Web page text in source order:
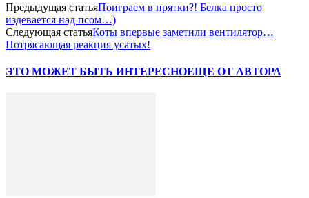
Предыдущая статьяПоиграем в прятки?! Белка просто
издевается над псом…)
Следующая статьяКоты впервые заметили вентилятор…
Потрясающая реакция усатых!
ЭТО МОЖЕТ БЫТЬ ИНТЕРЕСНОЕЩЕ ОТ АВТОРА